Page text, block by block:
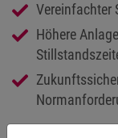
Vereinfachter
Höhere